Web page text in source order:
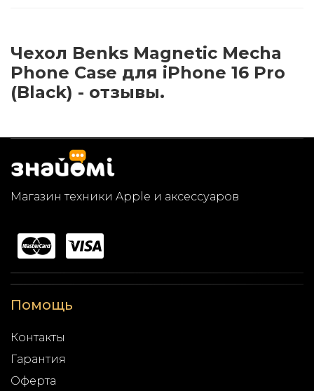
Чехол Benks Magnetic Mecha
Phone Case для iPhone 16 Pro
(Black) - отзывы.
Магазин техники Apple и аксессуаров
Помощь
Контакты
Гарантия
Оферта